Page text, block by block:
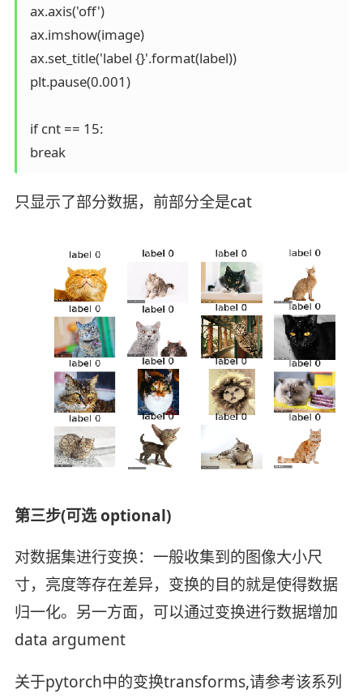
ax.axis('off')
ax.imshow(image)
ax.set_title('label {}'.format(label))
plt.pause(0.001)
if cnt == 15:
break
只显示了部分数据，前部分全是cat
第三步(可选 optional)
对数据集进行变换：一般收集到的图像大小尺
寸，亮度等存在差异，变换的目的就是使得数据
归一化。另一方面，可以通过变换进行数据增加
data argument
关于pytorch中的变换transforms,请参考该系列